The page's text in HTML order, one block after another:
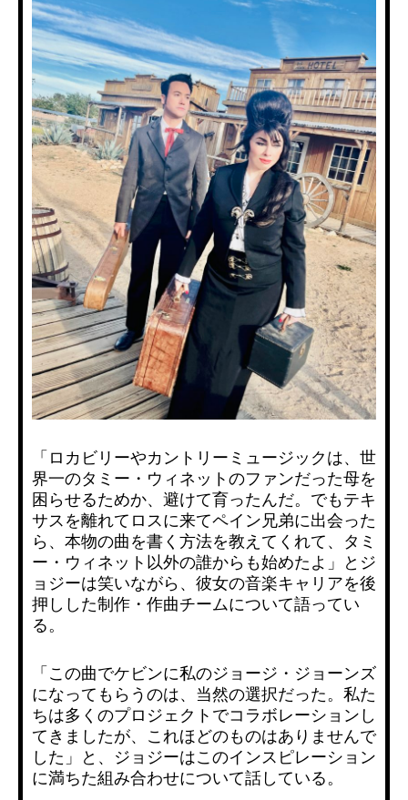
「ロカビリーやカントリーミュージックは、世
界一のタミー・ウィネットのファンだった母を
困らせるためか、避けて育ったんだ。でもテキ
サスを離れてロスに来てペイン兄弟に出会った
ら、本物の曲を書く方法を教えてくれて、タミ
ー・ウィネット以外の誰からも始めたよ」とジ
ョジーは笑いながら、彼女の音楽キャリアを後
押しした制作・作曲チームについて語ってい
る。
「この曲でケビンに私のジョージ・ジョーンズ
になってもらうのは、当然の選択だった。私た
ちは多くのプロジェクトでコラボレーションし
てきましたが、これほどのものはありませんで
した」と、ジョジーはこのインスピレーション
に満ちた組み合わせについて話している。